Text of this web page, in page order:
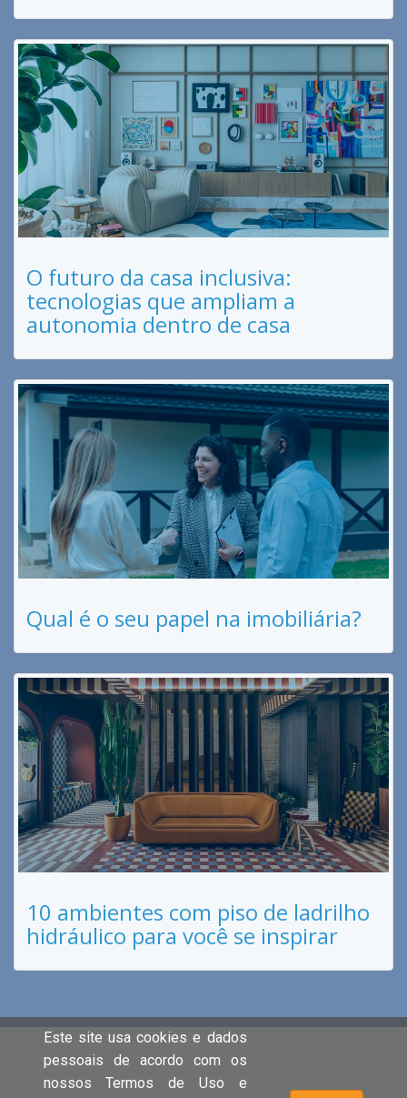
O futuro da casa inclusiva:
tecnologias que ampliam a
autonomia dentro de casa
Qual é o seu papel na imobiliária?
10 ambientes com piso de ladrilho
hidráulico para você se inspirar
Este site usa cookies e dados
pessoais de acordo com os
nossos Termos de Uso e